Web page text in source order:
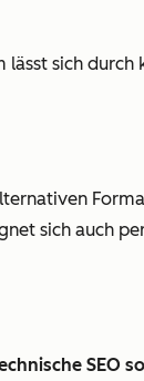
sich durch
sich auch
SEO